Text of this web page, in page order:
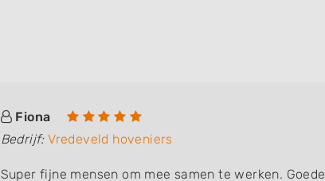
Fiona
Bedrijf: Vredeveld hoveniers
Super fijne mensen om mee samen te werken. Goede